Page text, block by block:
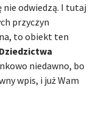
nie odwiedzą. I tutaj
przyczyn
to obiekt ten
niedawno, bo
wpis, i już Wam